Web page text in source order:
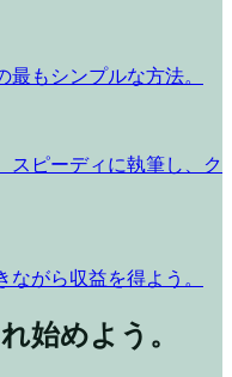
もシンプルな方法。
スピーディに執筆し、ク
がら収益を得よう。
始めよう。